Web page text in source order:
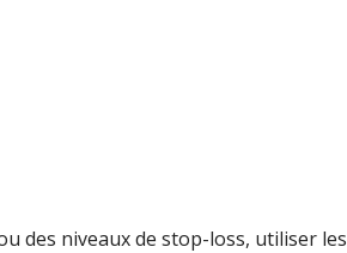
des niveaux de stop-loss, utiliser les